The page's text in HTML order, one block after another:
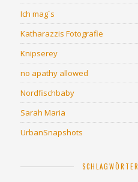
Ich mag´s
Katharazzis Fotografie
Knipserey
no apathy allowed
Nordfischbaby
Sarah Maria
UrbanSnapshots
SCHLAGWÖRTER